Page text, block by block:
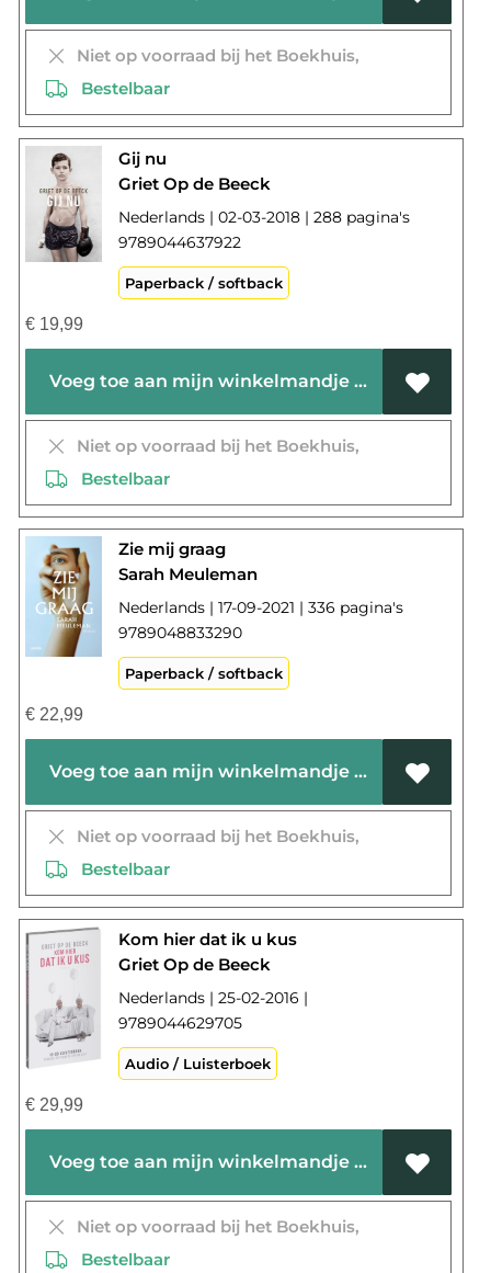
Niet op voorraad bij het Boekhuis,
Bestelbaar
Gij nu
Griet Op de Beeck
Nederlands | 02-03-2018 | 288 pagina's
9789044637922
Paperback / softback
€19,99
Voeg toe aan mijn winkelmandje
Niet op voorraad bij het Boekhuis,
Bestelbaar
Zie mij graag
Sarah Meuleman
Nederlands | 17-09-2021 | 336 pagina's
9789048833290
Paperback / softback
€22,99
Voeg toe aan mijn winkelmandje
Niet op voorraad bij het Boekhuis,
Bestelbaar
Kom hier dat ik u kus
Griet Op de Beeck
Nederlands | 25-02-2016 |
9789044629705
Audio / Luisterboek
€29,99
Voeg toe aan mijn winkelmandje
Niet op voorraad bij het Boekhuis,
Bestelbaar